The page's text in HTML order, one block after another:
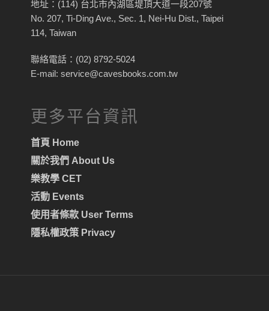
地址：(114) 台北市內湖區堤頂大道一段207號
No. 207, Ti-Ding Ave., Sec. 1, Nei-Hu Dist., Taipei
114, Taiwan
聯絡電話：(02) 8792-5024
E-mail: service@cavesbooks.com.tw
更多平台資訊
首頁 Home
關於我們 About Us
樂教學 CET
活動 Events
使用者條款 User Terms
隱私權政策 Privacy